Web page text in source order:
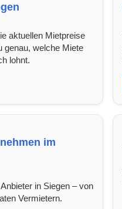
aktuellen Mietpreise
genau, welche Miete
lohnt.
im
in Siegen – von
Vermietern.